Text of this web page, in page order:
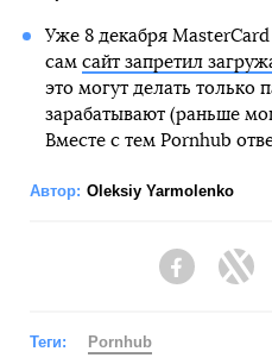
Уже 8 декабря
сам сайт запретил
это могут делать только
зарабатывают (раньше
Вместе с тем Pornhub
Автор: Oleksiy Yarmolenko
Facebook
Теги: Pornhub